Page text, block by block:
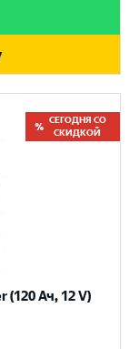
СЕГОДНЯ СО
СКИДКОЙ
(120 Ач, 12 V)